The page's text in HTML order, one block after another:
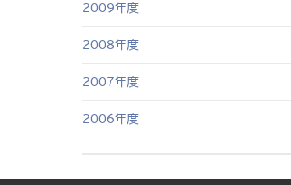
2009年度
2008年度
2007年度
2006年度